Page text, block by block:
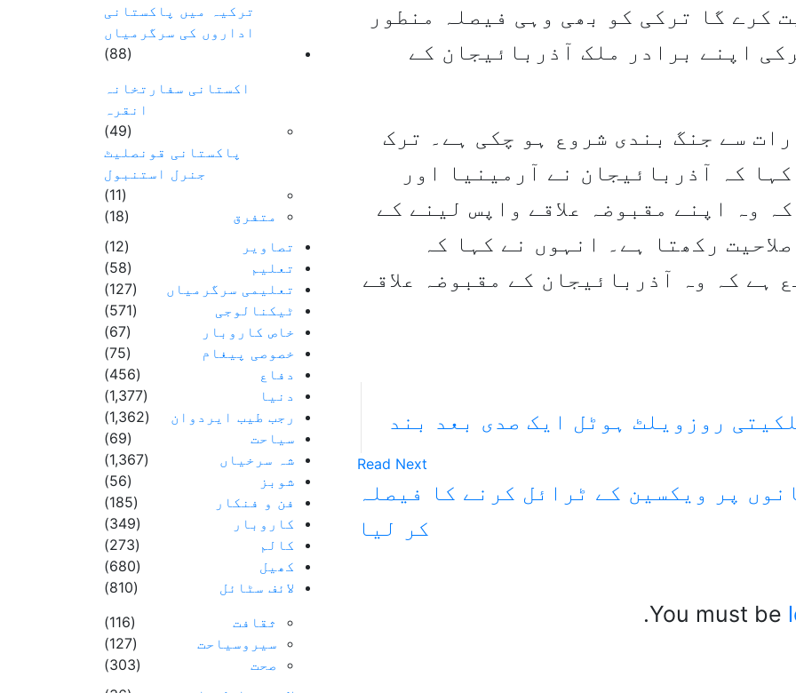
کرے گا ترکی کو بھی وہی فیصلہ منطور
اپنے برادر ملک آذربائیجان کے
سے جنگ بندی شروع ہو چکی ہے۔ ترک
کہ آذربائیجان نے آرمینیا اور
وہ اپنے مقبوضہ علاقے واپس لینے کے
رکھتا ہے۔ انہوں نے کہا کہ
ہے کہ وہ آذربائیجان کے مقبوضہ علاقے
روزویلٹ ہوٹل ایک صدی بعد بند
Read Next
پر ویکسین کے ٹرائل کرنے کا فیصلہ
کر لیا
You must be
ترکیہ میں پاکستانی
اداروں کی سرگرمیاں
(88)
اکستانی سفارتخانہ
انقرہ
(49)
پاکستانی قونصلیٹ
جنرل استنبول
(11)
متفرق
(18)
تصاویر
(12)
تعلیم
(58)
تعلیمی سرگرمیاں
(127)
ٹیکنالوجی
(571)
خاص کاروبار
(67)
خصوصی پیغام
(75)
دفاع
(456)
دنیا
(1,377)
رجب طیب ایردوان
(1,362)
سیاحت
(69)
شہ سرخیاں
(1,367)
شوبز
(56)
فن و فنکار
(185)
کاروبار
(349)
کالم
(273)
کھیل
(680)
لائف سٹائل
(810)
ثقافت
(116)
سیروسیاحت
(127)
صحت
(303)